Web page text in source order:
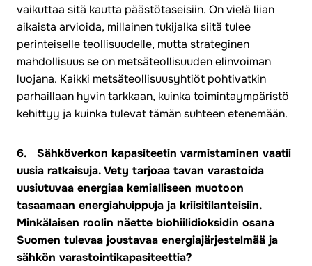
vaikuttaa sitä kautta päästötaseisiin. On vielä liian
aikaista arvioida, millainen tukijalka siitä tulee
perinteiselle teollisuudelle, mutta strateginen
mahdollisuus se on metsäteollisuuden elinvoiman
luojana. Kaikki metsäteollisuusyhtiöt pohtivatkin
parhaillaan hyvin tarkkaan, kuinka toimintaympäristö
kehittyy ja kuinka tulevat tämän suhteen etenemään.
6. Sähköverkon kapasiteetin varmistaminen vaatii
uusia ratkaisuja. Vety tarjoaa tavan varastoida
uusiutuvaa energiaa kemialliseen muotoon
tasaamaan energiahuippuja ja kriisitilanteisiin.
Minkälaisen roolin näette biohiilidioksidin osana
Suomen tulevaa joustavaa energiajärjestelmää ja
sähkön varastointikapasiteettia?